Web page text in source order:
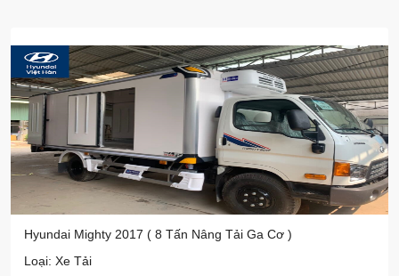
Hyundai Mighty 2017 ( 8 Tấn Nâng Tải Ga Cơ )
Loại: Xe Tải